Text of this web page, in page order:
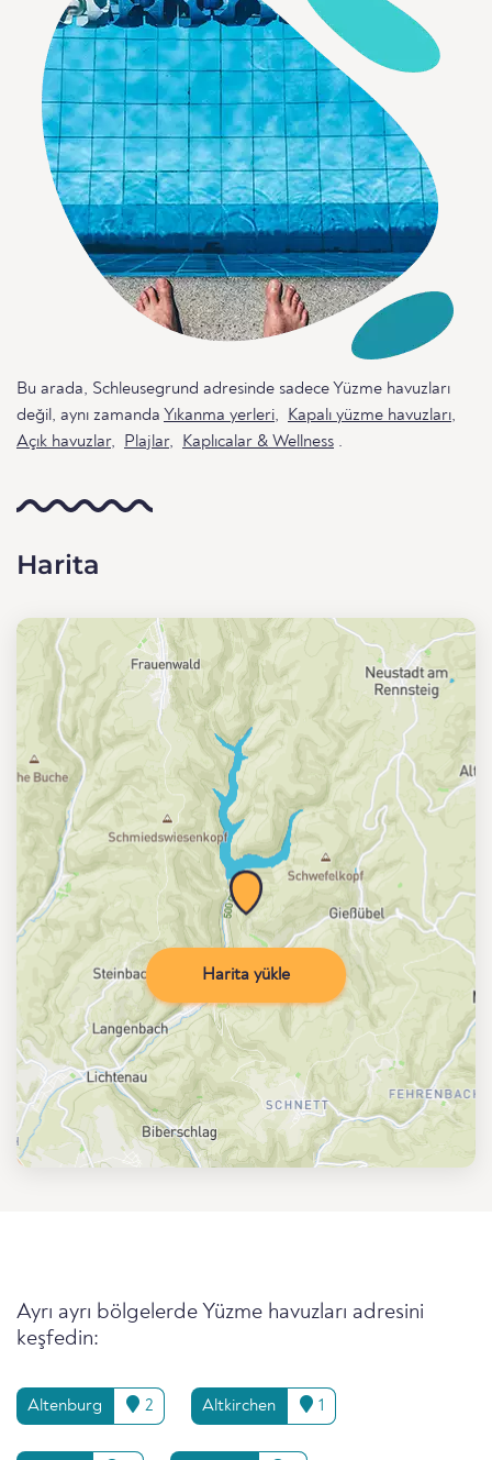
Bu arada, Schleusegrund adresinde sadece Yüzme havuzları
değil, aynı zamanda Yıkanma yerleri, Kapalı yüzme havuzları,
Açık havuzlar, Plajlar, Kaplıcalar & Wellness .
Harita
Harita yükle
Ayrı ayrı bölgelerde Yüzme havuzları adresini
keşfedin:
Altenburg 2 Altkirchen 1